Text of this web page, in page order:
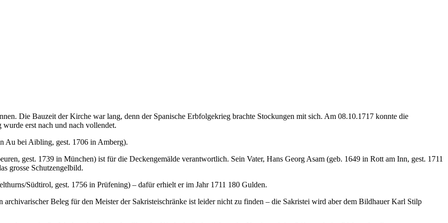
Die Bauzeit der Kirche war lang, denn der Spanische Erbfolgekrieg brachte Stockungen mit sich. Am 08.10.1717 konnte die
erst nach und nach vollendet.
Au bei Aibling, gest. 1706 in Amberg).
gest. 1739 in München) ist für die Deckengemälde verantwortlich. Sein Vater, Hans Georg Asam (geb. 1649 in Rott am Inn, gest. 1711
grosse Schutzengelbild.
Südtirol, gest. 1756 in Prüfening) – dafür erhielt er im Jahr 1711 180 Gulden.
archivarischer Beleg für den Meister der Sakristeischränke ist leider nicht zu finden – die Sakristei wird aber dem Bildhauer Karl Stilp